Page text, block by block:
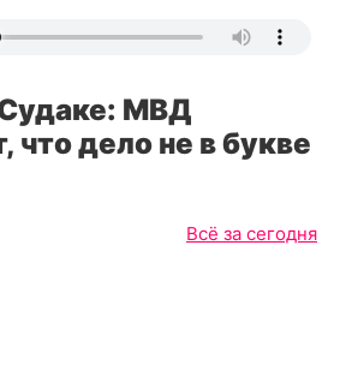
МВД
что дело не в букве
Всё за сегодня